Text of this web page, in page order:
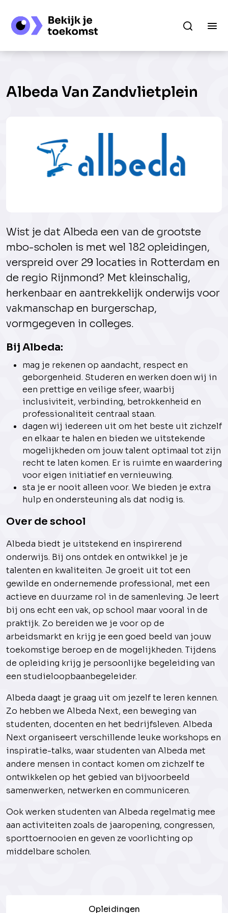
Albeda Van Zandvlietplein
Wist je dat Albeda een van de grootste
mbo-scholen is met wel 182 opleidingen,
verspreid over 29 locaties in Rotterdam en
de regio Rijnmond? Met kleinschalig,
herkenbaar en aantrekkelijk onderwijs voor
vakmanschap en burgerschap,
vormgegeven in colleges.
Bij Albeda:
mag je rekenen op aandacht, respect en
geborgenheid. Studeren en werken doen wij in
een prettige en veilige sfeer, waarbij
inclusiviteit, verbinding, betrokkenheid en
professionaliteit centraal staan.
dagen wij iedereen uit om het beste uit zichzelf
en elkaar te halen en bieden we uitstekende
mogelijkheden om jouw talent optimaal tot zijn
recht te laten komen. Er is ruimte en waardering
voor eigen initiatief en vernieuwing.
sta je er nooit alleen voor. We bieden je extra
hulp en ondersteuning als dat nodig is.
Over de school
Albeda biedt je uitstekend en inspirerend
onderwijs. Bij ons ontdek en ontwikkel je je
talenten en kwaliteiten. Je groeit uit tot een
gewilde en ondernemende professional, met een
actieve en duurzame rol in de samenleving. Je leert
bij ons echt een vak, op school maar vooral in de
praktijk. Zo bereiden we je voor op de
arbeidsmarkt en krijg je een goed beeld van jouw
toekomstige beroep en de mogelijkheden. Tijdens
de opleiding krijg je persoonlijke begeleiding van
een studieloopbaanbegeleider.
Albeda daagt je graag uit om jezelf te leren kennen.
Zo hebben we Albeda Next, een beweging van
studenten, docenten en het bedrijfsleven. Albeda
Next organiseert verschillende leuke workshops en
inspiratie-talks, waar studenten van Albeda met
andere mensen in contact komen om zichzelf te
ontwikkelen op het gebied van bijvoorbeeld
samenwerken, netwerken en communiceren.
Ook werken studenten van Albeda regelmatig mee
aan activiteiten zoals de jaaropening, congressen,
sporttoernooien en geven ze voorlichting op
middelbare scholen.
Opleidingen